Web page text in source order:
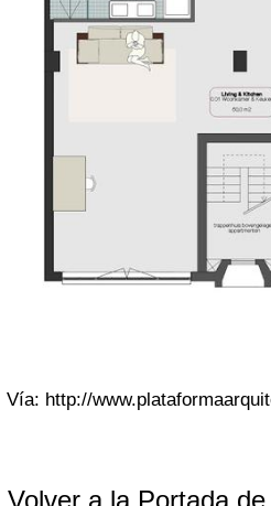
Vía: http://
Volver a la Portada de